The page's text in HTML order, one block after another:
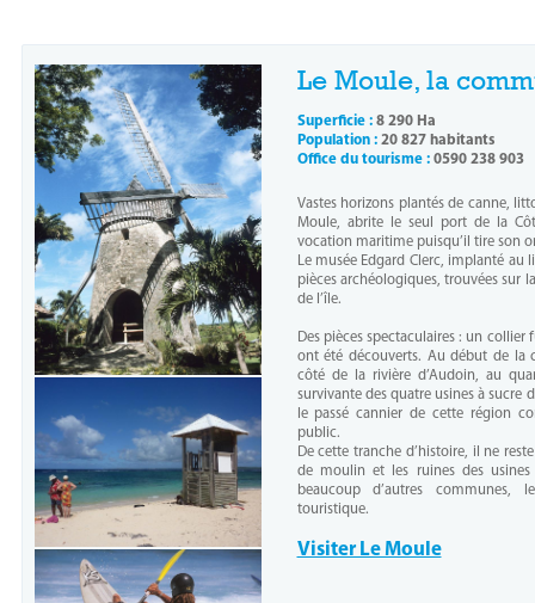
Le Moule, la
Superficie :8 290 Ha
Population :20 827 habitants
Office du tourisme :0590 238 903
Vastes horizons plantés de canne,
Moule, abrite le seul port de la
vocation maritime puisqu’il tire son
Le musée Edgard Clerc, implanté au
pièces archéologiques, trouvées sur
de l’île.
Des pièces spectaculaires : un
ont été découverts. Au début de la
côté de la rivière d’Audoin, au
survivante des quatre usines à sucre
le passé cannier de cette région
public.
De cette tranche d’histoire, il ne
de moulin et les ruines des usines
beaucoup d’autres communes,
touristique.
Visiter Le Moule